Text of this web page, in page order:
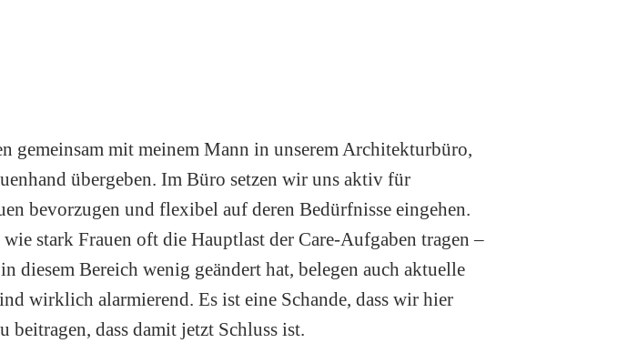
gemeinsam mit meinem Mann in unserem Architekturbüro,
übergeben. Im Büro setzen wir uns aktiv für
bevorzugen und flexibel auf deren Bedürfnisse eingehen.
stark Frauen oft die Hauptlast der Care-Aufgaben tragen –
Bereich wenig geändert hat, belegen auch aktuelle
wirklich alarmierend. Es ist eine Schande, dass wir hier
beitragen, dass damit jetzt Schluss ist.